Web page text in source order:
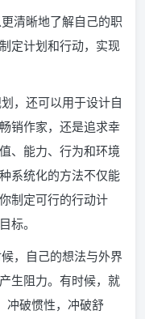
清晰地了解自己的职
定计划和行动，实现
，还可以用于设计自
销作家，还是追求幸
、能力、行为和环境
系统化的方法不仅能
制定可行的行动计
标。
，自己的想法与外界
生阻力。有时候，就
冲破惯性，冲破舒